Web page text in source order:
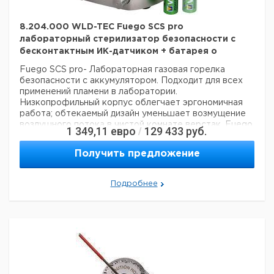
8.204.000 WLD-TEC Fuego SCS pro
лабораторный стерилизатор безопасности с
бесконтактным ИК-датчиком + батарея o
Fuego SCS pro- Лабораторная газовая горелка
безопасности с аккумулятором.
Подходит для всех
применений пламени в лаборатории.
Низкопрофильный корпус облегчает эргономичная
работа; обтекаемый дизайн уменьшает возмущение
воздушного потока в чистой комнате верстак. Fuego
SCS может работать с ножной педалью, кнопкой или
без сенсорного ИК-датчика. Изготовлен из
нержавеющей стали, с огнеупорным управлением.
ИК-сенсором Double-Click, функцией кнопок и
ножной педалью из нержавеющей стали (опция).
безопасности гарантирует, что горелка может
датчика: от 5 до 50 мм.
2 аккумулятора (Mignon AA),
зарядки (3 часа) и безопасный датчик наклона.
Новинка: графический дисплей с подсветкой:
1 349,11 евро / 129 433 руб.
Получить предложение
Подробнее